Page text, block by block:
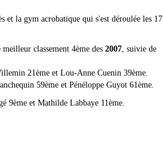
et la gym acrobatique qui s'est déroulée les 17
classement 4ème des 2007, suivie de
21ème et Lou-Anne Cuenin 39ème.
59ème et Pénéloppe Guyot 61ème.
9ème et Mathilde Labbaye 11ème.